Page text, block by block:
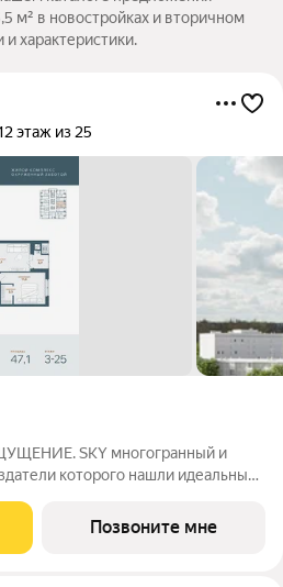
м² в новостройках и вторичном
характеристики.
этаж из 25
которого нашли идеальный
систем и уютом
Позвоните мне